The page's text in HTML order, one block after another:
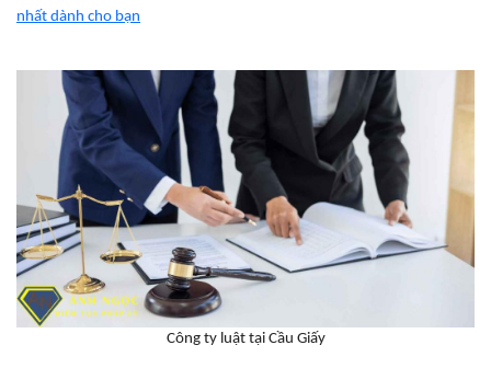
nhất dành cho bạn
Công ty luật tại Cầu Giấy